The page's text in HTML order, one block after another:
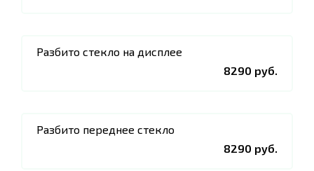
Разбито стекло на дисплее
8290 руб.
Разбито переднее стекло
8290 руб.